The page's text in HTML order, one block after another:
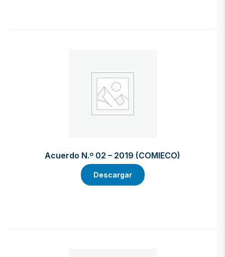
Acuerdo N.º 02 – 2019 (COMIECO)
Descargar